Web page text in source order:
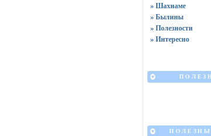
» Шахнаме
» Былины
» Полезности
» Интересно